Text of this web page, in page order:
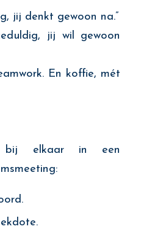
jij denkt gewoon na.”
jij wil gewoon
En koffie, mét
elkaar in een